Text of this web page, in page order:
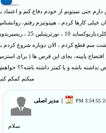
و استرس دارم حتی نمیتونم از خودم دفاع کنم و اعتماد
خیلی کارها کردم ، هیپنوتیزم رفتم،
رفتم اما نشد ، بار آخر رفتم روانپزشک بهم دارو داد ، متورال 50 ، کلردیازپوکساید 10 ، نورترپتیلین
منم قطع کردم ، الان دوباره شروع کردم
پایینه، بجای این قرص ها ( برای
باشه و یا کمتر داشته باشه؟؟
میکنم کمکم
مدیر اصلی 2/
سلام